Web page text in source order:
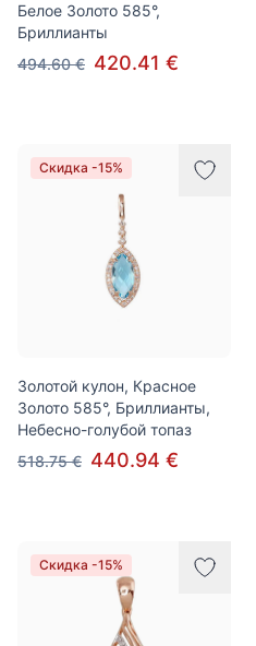
Белое Золото 585°,
Бриллианты
494.60 € 420.41 €
Скидка -15%
Золотой кулон, Красное
Золото 585°, Бриллианты,
Небесно-голубой топаз
518.75 € 440.94 €
Скидка -15%